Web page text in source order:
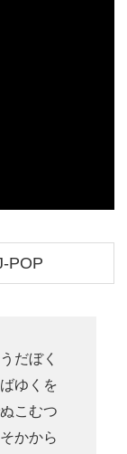
POP
だぼく
ゆくを
こむつ
かから